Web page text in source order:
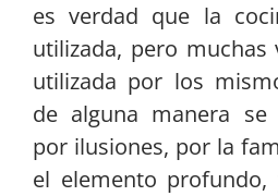
es verdad que la
utilizada, pero muchas
utilizada por los
de alguna manera se
por ilusiones, por la
el elemento